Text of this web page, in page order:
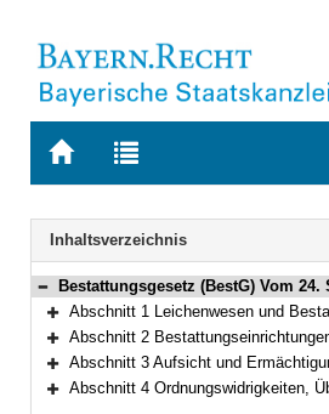
Zur
BAYERN.RECHT
Zur
letzten
Suche
Navigation
Inhaltsverzeichnis
Bereich reduzieren
Bestattungsgesetz (BestG) Vom 24. September 1970
Bereich erweitern
Abschnitt 1 Leichenwesen und
Bereich erweitern
Abschnitt 2
Bereich erweitern
Abschnitt 3 Aufsicht und
Abschnitt 4 Ordnungswidrigkeiten, Übergangs-